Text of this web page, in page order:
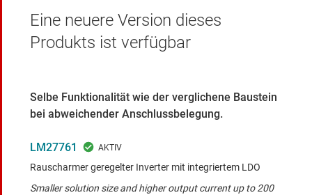
Eine neuere Version dieses
Produkts ist verfügbar
Selbe Funktionalität wie der verglichene Baustein
bei abweichender Anschlussbelegung.
LM27761
Rauscharmer geregelter Inverter mit integriertem LDO
Smaller solution size and higher output current up to 200